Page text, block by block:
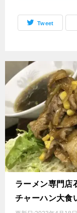
Tweet
ラーメン専門店
チャーハン大食